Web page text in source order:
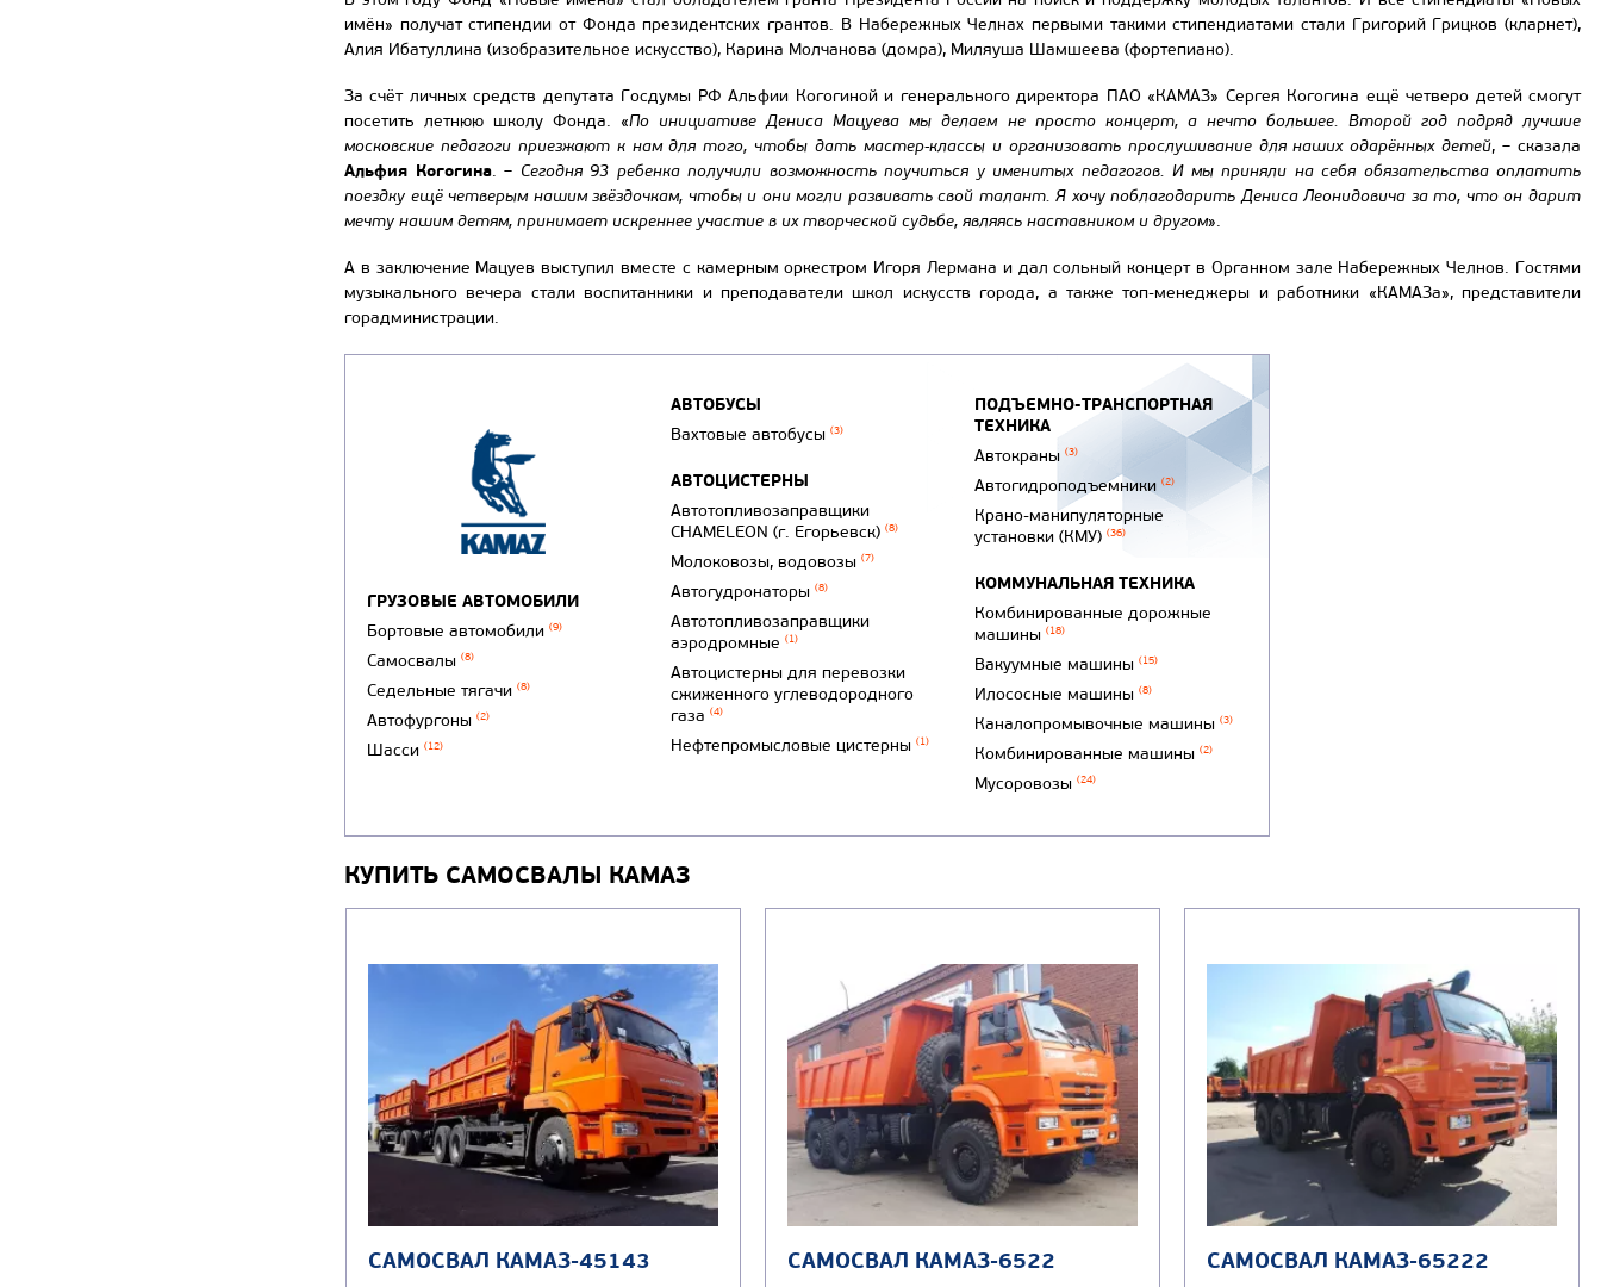
имён» получат стипендии от Фонда президентских грантов. В Набережных Челнах первыми такими стипендиатами стали Григорий Грицков (кларнет),
Алия Ибатуллина (изобразительное искусство), Карина Молчанова (домра), Миляуша Шамшеева (фортепиано).
За счёт личных средств депутата Госдумы РФ Альфии Когогиной и генерального директора ПАО «КАМАЗ» Сергея Когогина ещё четверо детей смогут
посетить летнюю школу Фонда. «По инициативе Дениса Мацуева мы делаем не просто концерт, а нечто большее. Второй год подряд лучшие
московские педагоги приезжают к нам для того, чтобы дать мастер-классы и организовать прослушивание для наших одарённых детей, – сказала
Альфия Когогина. – Сегодня 93 ребенка получили возможность поучиться у именитых педагогов. И мы приняли на себя обязательства оплатить
поездку ещё четверым нашим звёздочкам, чтобы и они могли развивать свой талант. Я хочу поблагодарить Дениса Леонидовича за то, что он дарит
мечту нашим детям, принимает искреннее участие в их творческой судьбе, являясь наставником и другом».
А в заключение Мацуев выступил вместе с камерным оркестром Игоря Лермана и дал сольный концерт в Органном зале Набережных Челнов. Гостями
музыкального вечера стали воспитанники и преподаватели школ искусств города, а также топ-менеджеры и работники «КАМАЗа», представители
горадминистрации.
ГРУЗОВЫЕ АВТОМОБИЛИ
Бортовые автомобили (9)
Самосвалы (8)
Седельные тягачи (8)
Автофургоны (2)
Шасси (12)
АВТОБУСЫ
Вахтовые автобусы (3)
АВТОЦИСТЕРНЫ
Автотопливозаправщики
CHAMELEON (г. Егорьевск) (8)
Молоковозы, водовозы (7)
Автогудронаторы (8)
Автотопливозаправщики
аэродромные (1)
Автоцистерны для перевозки
сжиженного углеводородного
газа (4)
Нефтепромысловые цистерны (1)
ПОДЪЕМНО-ТРАНСПОРТНАЯ
ТЕХНИКА
Автокраны (3)
Автогидроподъемники (2)
Крано-манипуляторные
установки (КМУ) (36)
КОММУНАЛЬНАЯ ТЕХНИКА
Комбинированные дорожные
машины (18)
Вакуумные машины (15)
Илососные машины (8)
Каналопромывочные машины (3)
Комбинированные машины (2)
Мусоровозы (24)
КУПИТЬ САМОСВАЛЫ КАМАЗ
САМОСВАЛ КАМАЗ-45143 САМОСВАЛ КАМАЗ-6522 САМОСВАЛ КАМАЗ-65222